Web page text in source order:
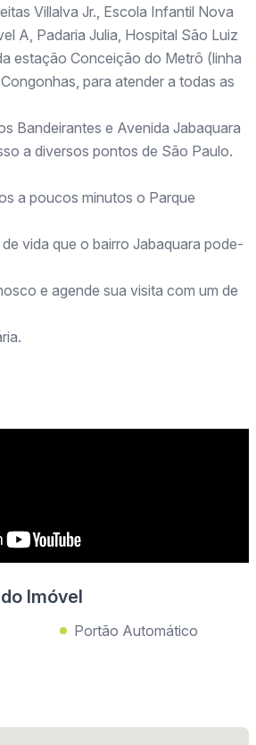
Villalva Jr., Escola Infantil Nova
A, Padaria Julia, Hospital São Luiz
estação Conceição do Metrô (linha
para atender a todas as
Bandeirantes e Avenida Jabaquara
a diversos pontos de São Paulo.
a poucos minutos o Parque
vida que o bairro Jabaquara pode-
e agende sua visita com um de
Imóvel
Portão Automático